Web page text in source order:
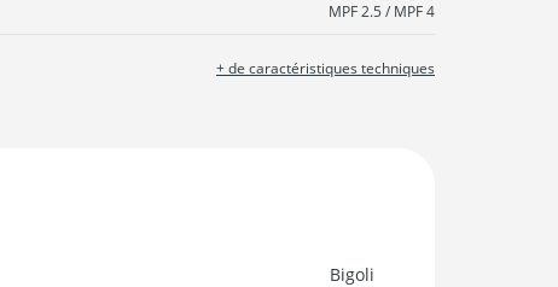
MPF 2.5 / MPF 4
+ de caractéristiques techniques
Bigoli